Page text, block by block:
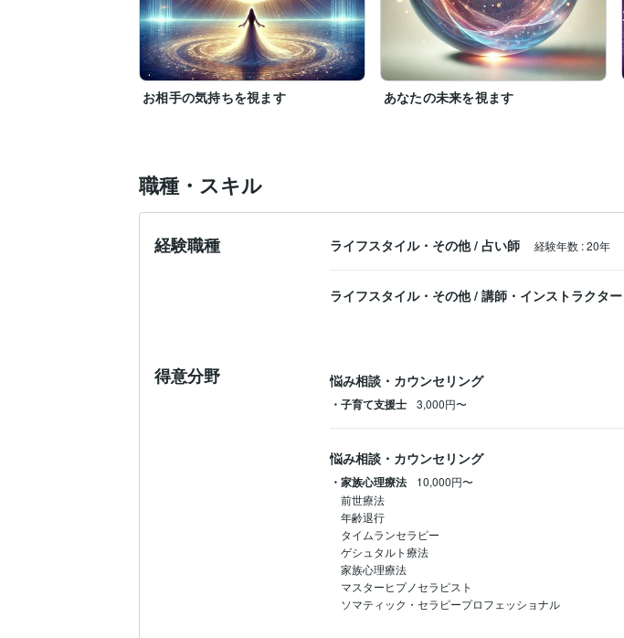
紫草
家族心理療法
ゲシュタルト療法
年齢退行療法（インナーチャイルド療法）
令和８年熊本地震災害義援金へ寄付しています。
お相手の気持ちを視ます あなたの未来を視ます
職種・スキル
経験職種 ライフスタイル・その他 / 占い師 経験年数 :20年
ライフスタイル・その他 / 講師・インストラクター
得意分野 悩み相談・カウンセリング
・子育て支援士
3,000円〜
悩み相談・カウンセリング
・家族心理療法
10,000円〜
前世療法
年齢退行
タイムランセラピー
ゲシュタルト療法
家族心理療法
マスターヒプノセラピスト
ソマティック・セラピープロフェッショナル